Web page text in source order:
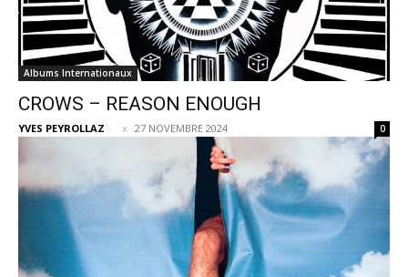
Albums Internationaux
CROWS – REASON ENOUGH
YVES PEYROLLAZ - 27 NOVEMBRE 2024 0